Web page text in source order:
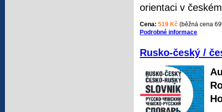
orientaci v
Cena: 519 Kč (běžná cena
Podrobné informace
Rusko-český /